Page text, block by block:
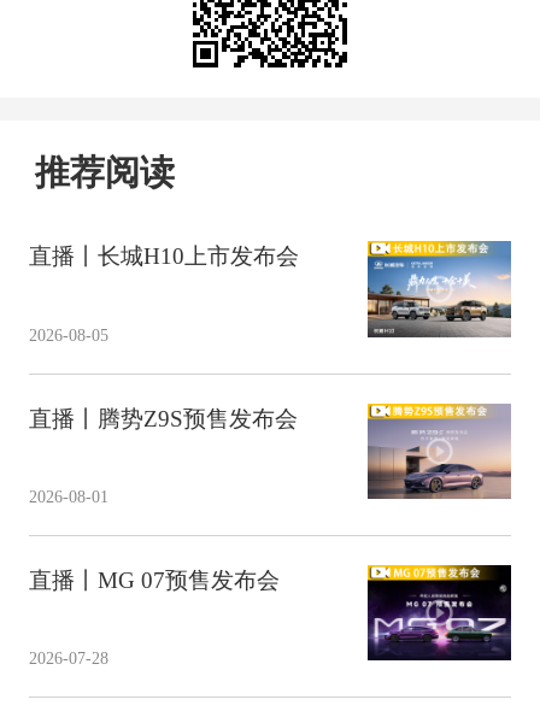
推荐阅读
直播丨长城H10上市发布会
2026-08-05
直播丨腾势Z9S预售发布会
2026-08-01
直播丨MG 07预售发布会
2026-07-28